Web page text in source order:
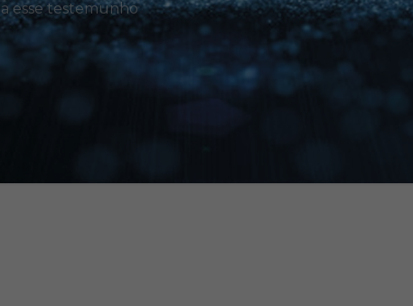
esse testemunho